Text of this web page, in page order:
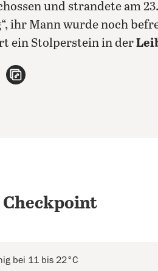
und strandete am
ihr Mann wurde noch
ein Stolperstein in der
teilen
per E-Mail teilen
Checkpoint
bei 11 bis 22°C